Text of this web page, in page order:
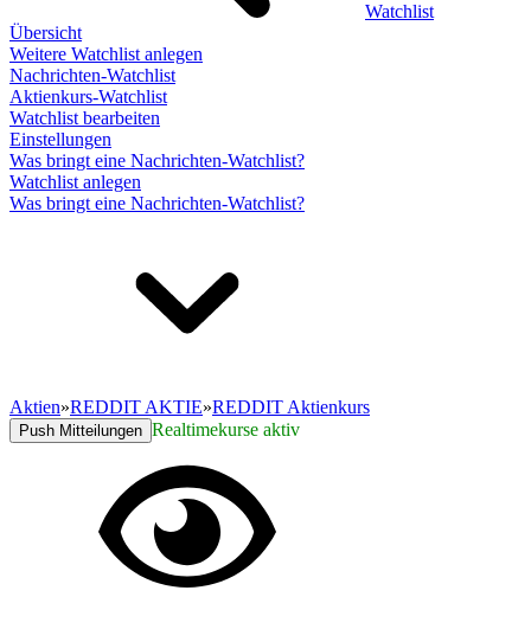
Watchlist
Übersicht
Weitere Watchlist anlegen
Nachrichten-Watchlist
Aktienkurs-Watchlist
Watchlist bearbeiten
Einstellungen
Was bringt eine Nachrichten-Watchlist?
Watchlist anlegen
Was bringt eine Nachrichten-Watchlist?
Aktien»REDDIT AKTIE»REDDIT Aktienkurs
Push Mitteilungen Realtimekurse aktiv